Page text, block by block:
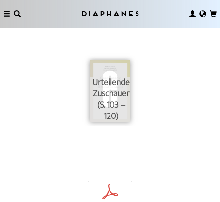
Diaphanes
Urteilende
Zuschauer
(S. 103 –
120)
p